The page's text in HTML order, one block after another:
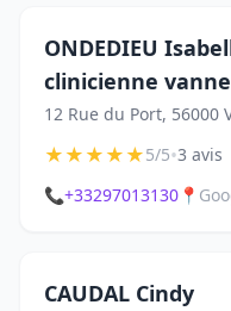
ONDEDIEU
clinicienne
12 Rue du Port, 56000
★★★★★5/5•3 avis
📞+33297013130 📍
CAUDAL Cindy